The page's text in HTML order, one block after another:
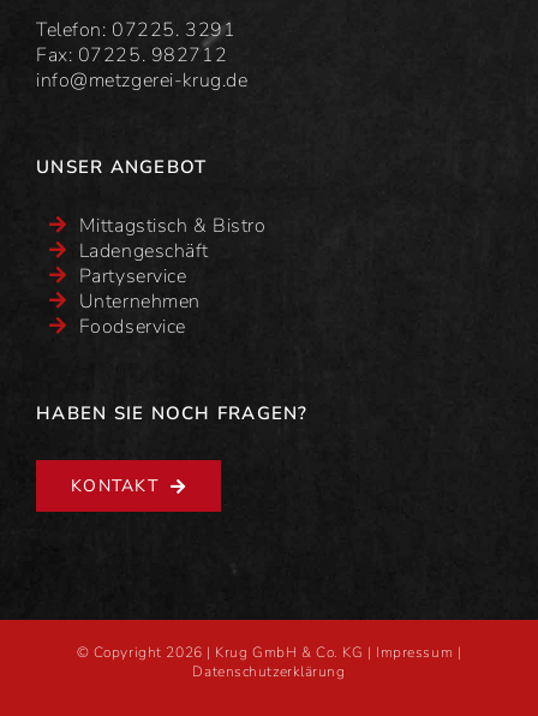
Telefon: 07225. 3291
Fax: 07225. 982712
info@metzgerei-krug.de
UNSER ANGEBOT
Mittagstisch & Bistro
Ladengeschäft
Partyservice
Unternehmen
Foodservice
HABEN SIE NOCH FRAGEN?
KONTAKT
© Copyright 2026 | Krug GmbH & Co. KG | Impressum |
Datenschutzerklärung